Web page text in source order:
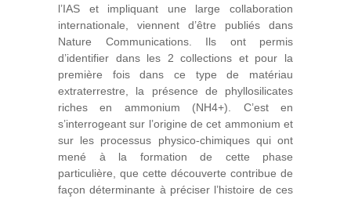
l’IAS et impliquant une large collaboration
internationale, viennent d’être publiés dans
Nature Communications. Ils ont permis
d’identifier dans les 2 collections et pour la
première fois dans ce type de matériau
extraterrestre, la présence de phyllosilicates
riches en ammonium (NH4+). C’est en
s’interrogeant sur l’origine de cet ammonium et
sur les processus physico-chimiques qui ont
mené à la formation de cette phase
particulière, que cette découverte contribue de
façon déterminante à préciser l’histoire de ces